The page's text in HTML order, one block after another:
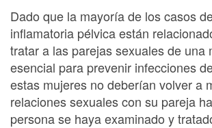
Dado que la mayoría de los casos
inflamatoria pélvica están
tratar a las parejas sexuales de una
esencial para prevenir infecciones
estas mujeres no deberían volver a
relaciones sexuales con su pareja
persona se haya examinado y